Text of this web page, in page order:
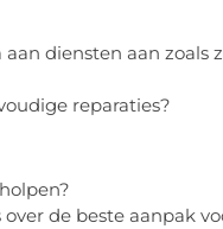
diensten aan
reparaties?
de beste aanpak